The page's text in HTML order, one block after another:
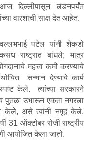
दिल्लीपासून लंडनपर्यंत
वारशाची साक्ष देत आहेत.
पटेल यांनी शेकडो
राष्ट्रात बांधले; मात्र
महत्त्व कमी करण्याचे
सन्मान देण्याचे कार्य
केले. त्यांच्या सरकारने
पुतळा उभारून एकता नगरला
केले, असे त्यांनी नमूद केले.
31 ऑक्टोबर रोजी राष्ट्रीय
आयोजित केला जातो.